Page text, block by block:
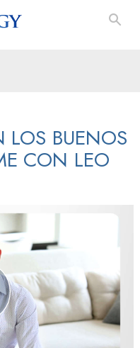
BUENOS
CON LEO